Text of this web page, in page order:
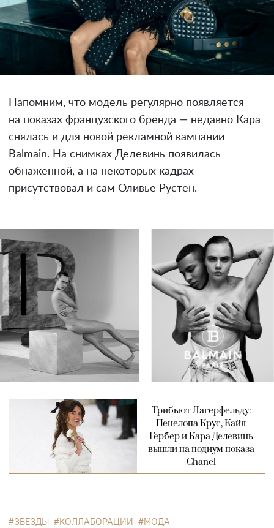
Напомним, что модель регулярно появляется
на показах французского бренда — недавно Кара
снялась и для новой рекламной кампании
Balmain. На снимках Делевинь появилась
обнаженной, а на некоторых кадрах
присутствовал и сам Оливье Рустен.
Трибьют Лагерфельду:
Пенелопа Крус, Кайя
Гербер и Кара Делевинь
вышли на подиум показа
Chanel
ЗВЕЗДЫ КОЛЛАБОРАЦИИ МОДА